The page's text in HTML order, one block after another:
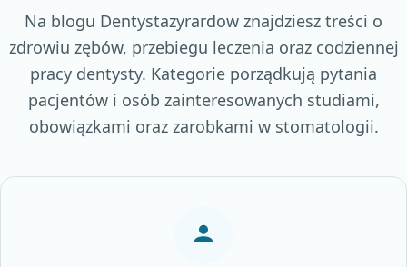
Na blogu Dentystazyrardow znajdziesz treści o
zdrowiu zębów, przebiegu leczenia oraz codziennej
pracy dentysty. Kategorie porządkują pytania
pacjentów i osób zainteresowanych studiami,
obowiązkami oraz zarobkami w stomatologii.